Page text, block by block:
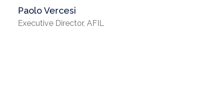
Paolo Vercesi
Executive Director, AFIL